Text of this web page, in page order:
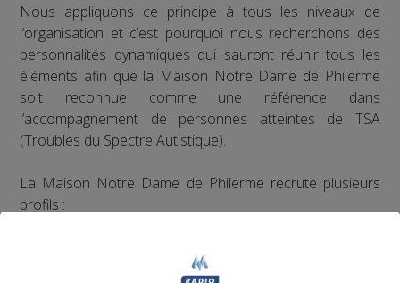
Nous appliquons ce principe à tous les niveaux de
l’organisation et c’est pourquoi nous recherchons des
personnalités dynamiques qui sauront réunir tous les
éléments afin que la Maison Notre Dame de Philerme
soit reconnue comme une référence dans
l’accompagnement de personnes atteintes de TSA
(Troubles du Spectre Autistique).
La Maison Notre Dame de Philerme recrute plusieurs
profils :